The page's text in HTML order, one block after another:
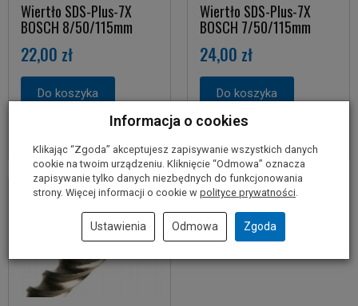
Wiertło SDS-Plus-7X
BOSCH 8/50/115mm
22,00 zł
Do koszyka
Wiertło SDS-Plus-7X
BOSCH 7/50/115mm
24,00 zł
Do koszyka
Informacja o cookies
Klikając “Zgoda” akceptujesz zapisywanie wszystkich danych
cookie na twoim urządzeniu. Kliknięcie “Odmowa” oznacza
zapisywanie tylko danych niezbędnych do funkcjonowania
strony. Więcej informacji o cookie w polityce prywatności.
Ustawienia Odmowa Zgoda